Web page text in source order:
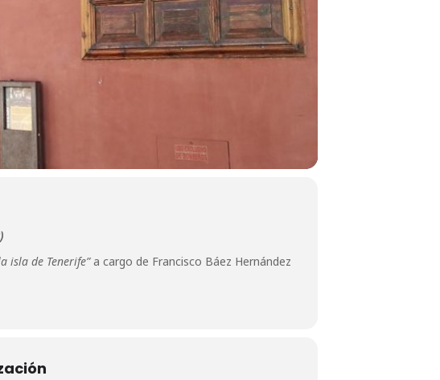
isla de Tenerife”a cargo de Francisco Báez Hernández